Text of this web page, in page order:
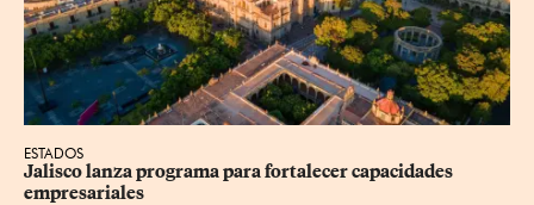
ESTADOS
Jalisco lanza programa para fortalecer capacidades
empresariales